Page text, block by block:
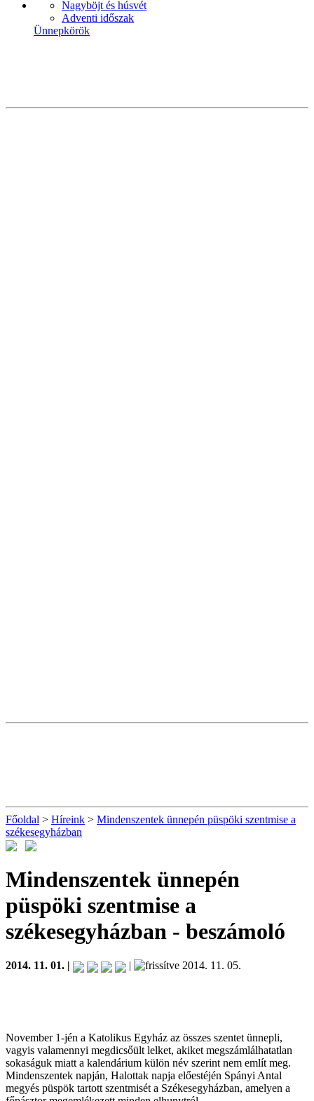
Nagyböjt és húsvét
Adventi időszak
Ünnepkörök
Főoldal > Híreink > Mindenszentek ünnepén püspöki szentmise a
székesegyházban
Mindenszentek ünnepén
püspöki szentmise a
székesegyházban - beszámoló
2014. 11. 01. | | 2014. 11. 05.
November 1-jén a Katolikus Egyház az összes szentet ünnepli,
vagyis valamennyi megdicsőült lelket, akiket megszámlálhatatlan
sokaságuk miatt a kalendárium külön név szerint nem említ meg.
Mindenszentek napján, Halottak napja előestéjén Spányi Antal
megyés püspök tartott szentmisét a Székesegyházban, amelyen a